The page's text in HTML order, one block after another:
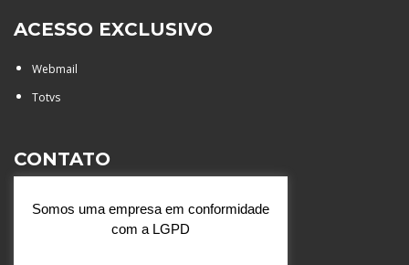
ACESSO EXCLUSIVO
Webmail
Totvs
CONTATO
Santa Catarina - São José do
Rio Preto (SP)
Somos uma empresa em conformidade
com a LGPD